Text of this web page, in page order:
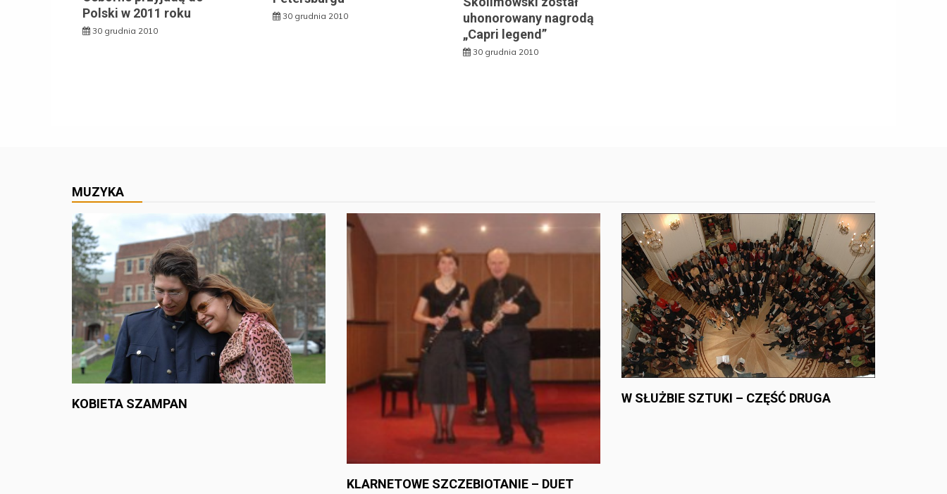
Polski w 2011 roku
30 grudnia 2010
30 grudnia 2010
uhonorowany nagrodą
„Capri legend”
30 grudnia 2010
MUZYKA
KOBIETA SZAMPAN
KLARNETOWE SZCZEBIOTANIE – DUET
W SŁUŻBIE SZTUKI – CZĘŚĆ DRUGA